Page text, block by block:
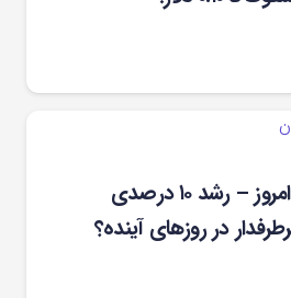
تحلیل دوج کوین امروز – رشد ۱۰ درصدی
در روزهای آینده؟